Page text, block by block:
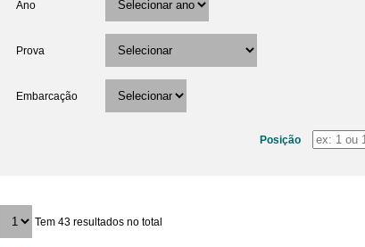
Ano
Prova
Embarcação
Posição
Tem 43 resultados no total